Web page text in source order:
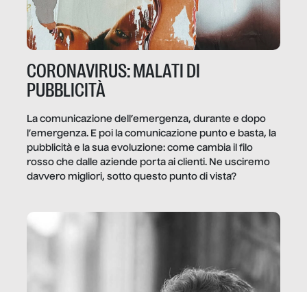
CORONAVIRUS: MALATI DI
PUBBLICITÀ
La comunicazione dell’emergenza, durante e dopo
l’emergenza. E poi la comunicazione punto e basta, la
pubblicità e la sua evoluzione: come cambia il filo
rosso che dalle aziende porta ai clienti. Ne usciremo
davvero migliori, sotto questo punto di vista?